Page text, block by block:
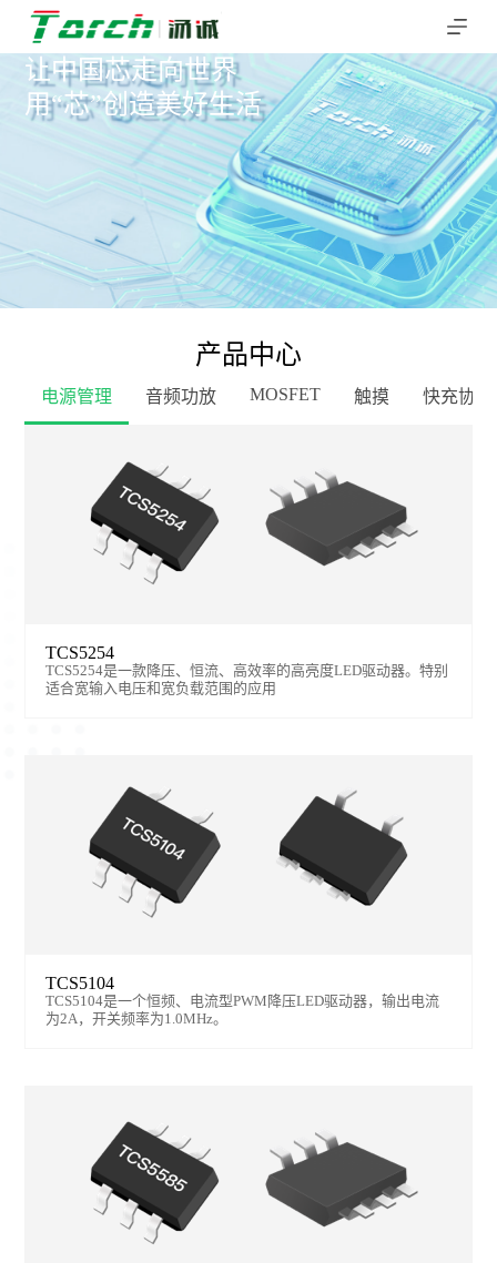
跳
过
内
容
让中国芯走向世界
用“芯”创造美好生活
产品中心
电源管理 音频功放 MOSFET 触摸 快充协议
TCS5254
TCS5254是一款降压、恒流、高效率的高亮度LED驱动器。特别
适合宽输入电压和宽负载范围的应用
TCS5104
TCS5104是一个恒频、电流型PWM降压LED驱动器，输出电流
为2A，开关频率为1.0MHz。